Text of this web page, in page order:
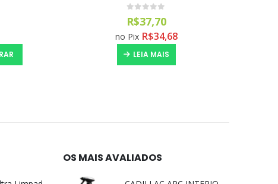
out of 5
R$29,90
no Pix R$27,51
LEIA MAIS
OS MAIS AVALIADOS